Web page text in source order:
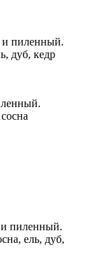
и пиленный.
дуб, кедр
пиленный.
ель, дуб,